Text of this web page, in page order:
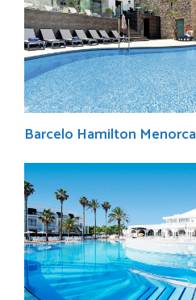
Barcelo Hamilton Menorca